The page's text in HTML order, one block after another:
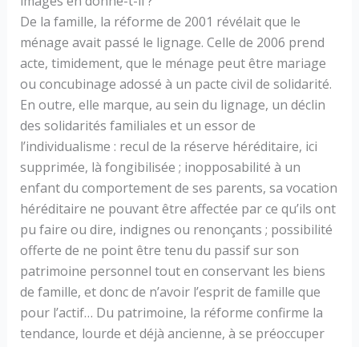
De la famille, la réforme de 2001 révélait que le
ménage avait passé le lignage. Celle de 2006 prend
acte, timidement, que le ménage peut être mariage
ou concubinage adossé à un pacte civil de solidarité.
En outre, elle marque, au sein du lignage, un déclin
des solidarités familiales et un essor de
l’individualisme : recul de la réserve héréditaire, ici
supprimée, là fongibilisée ; inopposabilité à un
enfant du comportement de ses parents, sa vocation
héréditaire ne pouvant être affectée par ce qu’ils ont
pu faire ou dire, indignes ou renonçants ; possibilité
offerte de ne point être tenu du passif sur son
patrimoine personnel tout en conservant les biens
de famille, et donc de n’avoir l’esprit de famille que
pour l’actif… Du patrimoine, la réforme confirme la
tendance, lourde et déjà ancienne, à se préoccuper